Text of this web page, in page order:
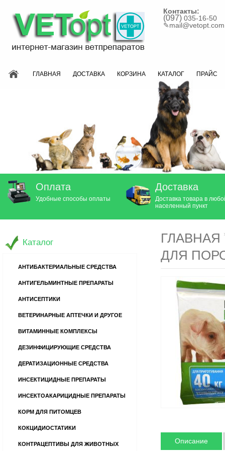
Контакты:
(097) 035-16-50
✎mail@vetopt.com
ГЛАВНАЯ ДОСТАВКА КОРЗИНА КАТАЛОГ ПРАЙС
Оплата
Удобные способы оплаты
Доставка
Доставка товара в
населенный пункт
ГЛАВНАЯ
ДЛЯ
Описание
Каталог
АНТИБАКТЕРИАЛЬНЫЕ СРЕДСТВА
АНТИГЕЛЬМИНТНЫЕ ПРЕПАРАТЫ
АНТИСЕПТИКИ
ВЕТЕРИНАРНЫЕ АПТЕЧКИ И ДРУГОЕ
ВИТАМИННЫЕ КОМПЛЕКСЫ
ДЕЗИНФИЦИРУЮЩИЕ СРЕДСТВА
ДЕРАТИЗАЦИОННЫЕ СРЕДСТВА
ИНСЕКТИЦИДНЫЕ ПРЕПАРАТЫ
ИНСЕКТОАКАРИЦИДНЫЕ ПРЕПАРАТЫ
КОРМ ДЛЯ ПИТОМЦЕВ
КОКЦИДИОСТАТИКИ
КОНТРАЦЕПТИВЫ ДЛЯ ЖИВОТНЫХ